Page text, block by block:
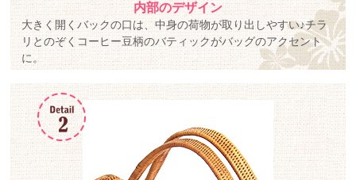
内部のデザイン
大きく開くバックの口は、中身の荷物が取り出しやすい♪チラ
リとのぞくコーヒー豆柄のバティックがバッグのアクセント
に。